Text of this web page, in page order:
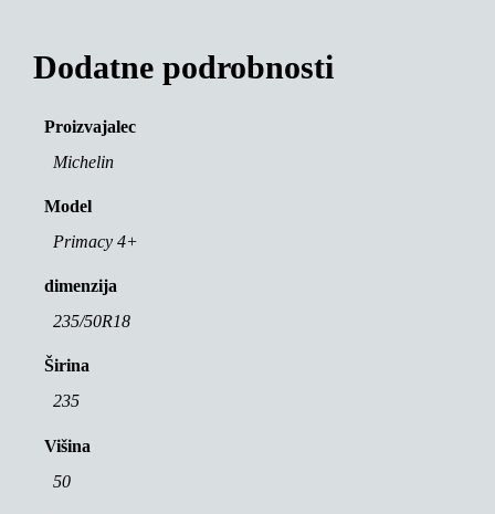
Dodatne podrobnosti
Proizvajalec
Michelin
Model
Primacy 4+
dimenzija
235/50R18
Širina
235
Višina
50